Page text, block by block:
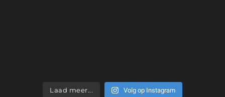
Laad meer... Volg op Instagram